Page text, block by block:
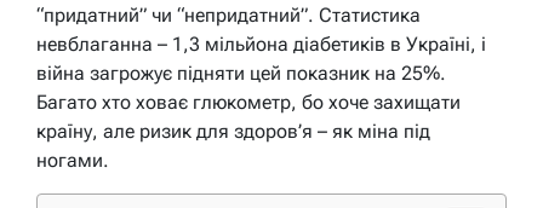
“придатний” чи “непридатний”. Статистика
невблаганна – 1,3 мільйона діабетиків в Україні, і
війна загрожує підняти цей показник на 25%.
Багато хто ховає глюкометр, бо хоче захищати
країну, але ризик для здоров’я – як міна під
ногами.